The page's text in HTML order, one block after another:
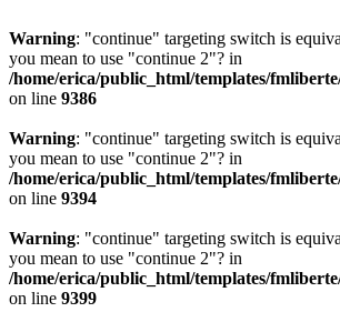
Warning: "continue" targeting switch is
you mean to use "continue 2"? in
/home/erica/public_html/templates/
on line 9386
Warning: "continue" targeting switch is
you mean to use "continue 2"? in
/home/erica/public_html/templates/
on line 9394
Warning: "continue" targeting switch is
you mean to use "continue 2"? in
/home/erica/public_html/templates/
on line 9399